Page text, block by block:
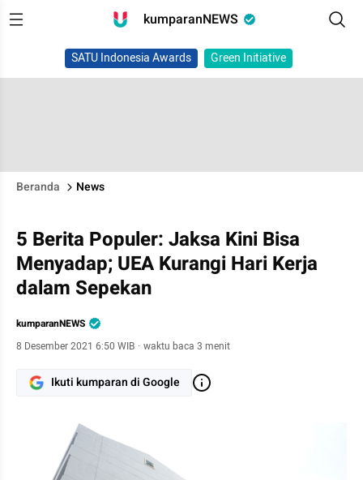
kumparanNEWS
SATU Indonesia Awards Green Initiative
Beranda News
5 Berita Populer: Jaksa Kini Bisa
Menyadap; UEA Kurangi Hari Kerja
dalam Sepekan
kumparanNEWS
8 Desember 2021 6:50 WIB · waktu baca 3 menit
Ikuti kumparan di Google